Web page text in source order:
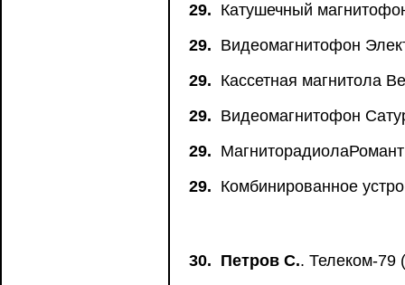
29. Катушечный
29. Видеомагнитофон
29. Кассетная магнитола
29. Видеомагнитофон
29.
29. Комбинированное
30. Петров С.. Телеком-79